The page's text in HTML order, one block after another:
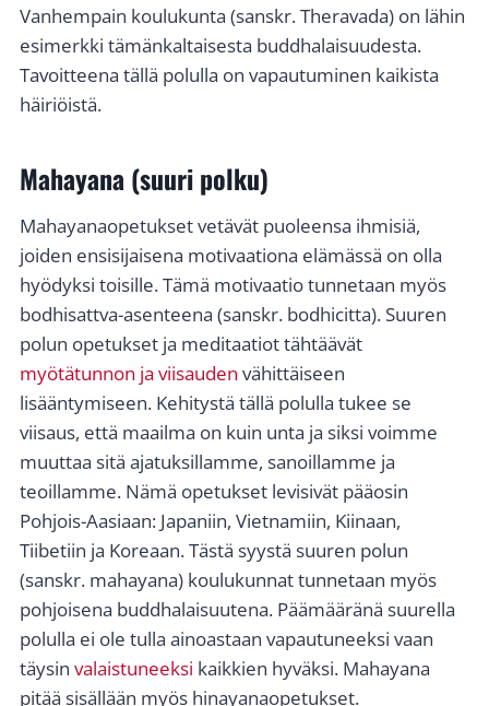
Vanhempain koulukunta (sanskr. Theravada) on lähin
esimerkki tämänkaltaisesta buddhalaisuudesta.
Tavoitteena tällä polulla on vapautuminen kaikista
häiriöistä.
Mahayana (suuri polku)
Mahayanaopetukset vetävät puoleensa ihmisiä,
joiden ensisijaisena motivaationa elämässä on olla
hyödyksi toisille. Tämä motivaatio tunnetaan myös
bodhisattva-asenteena (sanskr. bodhicitta). Suuren
polun opetukset ja meditaatiot tähtäävät
myötätunnon ja viisauden vähittäiseen
lisääntymiseen. Kehitystä tällä polulla tukee se
viisaus, että maailma on kuin unta ja siksi voimme
muuttaa sitä ajatuksillamme, sanoillamme ja
teoillamme. Nämä opetukset levisivät pääosin
Pohjois-Aasiaan: Japaniin, Vietnamiin, Kiinaan,
Tiibetiin ja Koreaan. Tästä syystä suuren polun
(sanskr. mahayana) koulukunnat tunnetaan myös
pohjoisena buddhalaisuutena. Päämääränä suurella
polulla ei ole tulla ainoastaan vapautuneeksi vaan
täysin valaistuneeksi kaikkien hyväksi. Mahayana
pitää sisällään myös hinayanaopetukset.